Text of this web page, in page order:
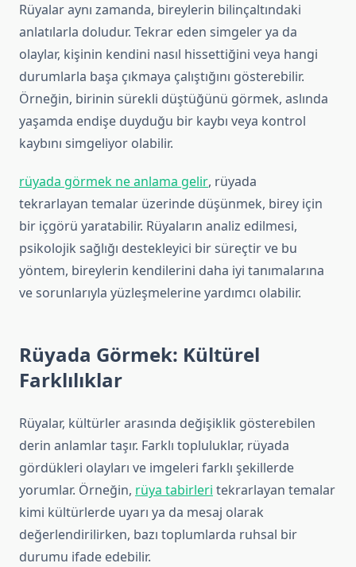
Rüyalar aynı zamanda, bireylerin bilinçaltındaki
anlatılarla doludur. Tekrar eden simgeler ya da
olaylar, kişinin kendini nasıl hissettiğini veya hangi
durumlarla başa çıkmaya çalıştığını gösterebilir.
Örneğin, birinin sürekli düştüğünü görmek, aslında
yaşamda endişe duyduğu bir kaybı veya kontrol
kaybını simgeliyor olabilir.
rüyada görmek ne anlama gelir, rüyada
tekrarlayan temalar üzerinde düşünmek, birey için
bir içgörü yaratabilir. Rüyaların analiz edilmesi,
psikolojik sağlığı destekleyici bir süreçtir ve bu
yöntem, bireylerin kendilerini daha iyi tanımalarına
ve sorunlarıyla yüzleşmelerine yardımcı olabilir.
Rüyada Görmek: Kültürel
Farklılıklar
Rüyalar, kültürler arasında değişiklik gösterebilen
derin anlamlar taşır. Farklı topluluklar, rüyada
gördükleri olayları ve imgeleri farklı şekillerde
yorumlar. Örneğin, rüya tabirleri tekrarlayan temalar
kimi kültürlerde uyarı ya da mesaj olarak
değerlendirilirken, bazı toplumlarda ruhsal bir
durumu ifade edebilir.